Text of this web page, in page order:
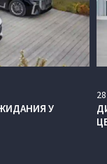
У
28